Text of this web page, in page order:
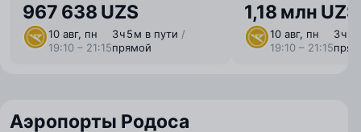
967 638 UZS
10 авг, пн
19:10 – 21:15
3 ⁠ч 5 ⁠м в пути /
прямой
1,18 млн UZS
10 авг, пн
19:10 – 21:15
3 ⁠ч 5
Аэропорты Родоса